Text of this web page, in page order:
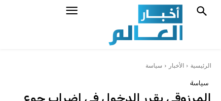
الرئيسية الأخبار سياسة
سياسة
المرزوقي يقرر الدخول في إضراب جوع